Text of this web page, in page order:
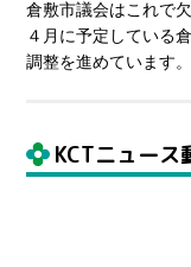
倉敷市議会はこれで
４月に予定している
調整を進めています。
KCTニュース